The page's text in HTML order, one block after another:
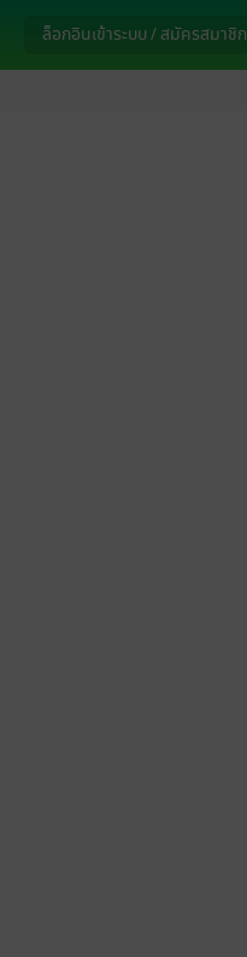
ล็อกอินเข้าระบบ / สมัครสมาชิก